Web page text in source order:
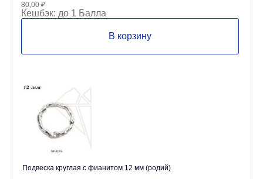
80,00 ₽
Кешбэк: до 1 Балла
В корзину
Подвеска круглая с фианитом 12 мм (родий)